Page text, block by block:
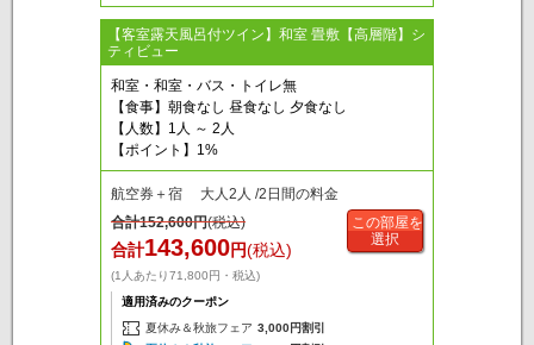
【客室露天風呂付ツイン】和室 畳敷【高層階】シ
ティビュー
和室・和室・バス・トイレ無
【食事】朝食なし 昼食なし 夕食なし
【人数】1人 ～ 2人
【ポイント】1%
航空券＋宿 大人2人 /2日間の料金
合計152,600円(税込)
合計143,600円(税込)
(1人あたり71,800円・税込)
適用済みのクーポン
夏休み＆秋旅フェア 3,000円割引
この部屋を
選択